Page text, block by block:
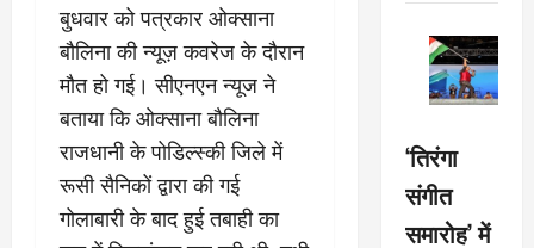
बुधवार को पत्रकार ओक्साना
बौलिना की न्यूज़ कवरेज के दौरान
मौत हो गई। सीएनएन न्यूज ने
बताया कि ओक्साना बौलिना
राजधानी के पोडिल्स्की जिले में
रूसी सैनिकों द्वारा की गई
गोलाबारी के बाद हुई तबाही का
‘तिरंगा
संगीत
समारोह’ में